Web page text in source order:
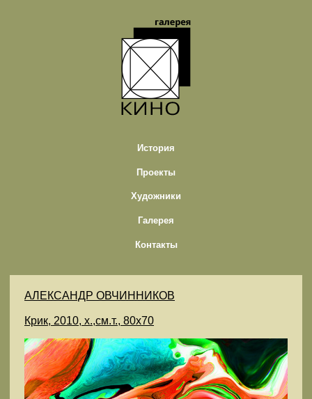
История
Проекты
Художники
Галерея
Контакты
АЛЕКСАНДР ОВЧИННИКОВ
Крик, 2010, х.,см.т., 80х70